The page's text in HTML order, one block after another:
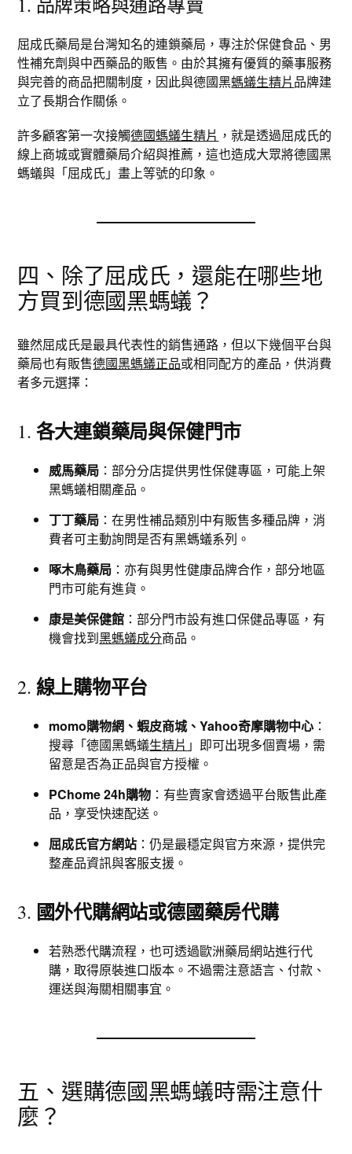
屈成氏藥局是台灣知名的連鎖藥局，專注於保健食品、男
性補充劑與中西藥品的販售。由於其擁有優質的藥事服務
與完善的商品把關制度，因此與德國黑螞蟻生精片品牌建
立了長期合作關係。
許多顧客第一次接觸德國螞蟻生精片 ，就是透過屈成氏的
線上商城或實體藥局介紹與推薦，這也造成大眾將德國黑
螞蟻與「屈成氏」畫上等號的印象。
四、除了屈成氏，還能在哪些地
方買到德國黑螞蟻？
雖然屈成氏是最具代表性的銷售通路，但以下幾個平台與
藥局也有販售德國黑螞蟻正品或相同配方的產品，供消費
者多元選擇：
1. 各大連鎖藥局與保健門市
威馬藥局 ：部分分店提供男性保健專區，可能上架
黑螞蟻相關產品。
丁丁藥局 ：在男性補品類別中有販售多種品牌，消
費者可主動詢問是否有黑螞蟻系列。
啄木鳥藥局 ：亦有與男性健康品牌合作，部分地區
門市可能有進貨。
康是美保健館 ：部分門市設有進口保健品專區，有
機會找到黑螞蟻成分商品。
2. 線上購物平台
momo購物網、蝦皮商城、Yahoo奇摩購物中心 ：
搜尋「德國黑螞蟻生精片 」即可出現多個賣場，需
留意是否為正品與官方授權。
PChome 24h購物 ：有些賣家會透過平台販售此產
品，享受快速配送。
屈成氏官方網站 ：仍是最穩定與官方來源，提供完
整產品資訊與客服支援。
3. 國外代購網站或德國藥房代購
若熟悉代購流程，也可透過歐洲藥局網站進行代
購，取得原裝進口版本。不過需注意語言、付款、
運送與海關相關事宜。
五、選購德國黑螞蟻時需注意什
麼？